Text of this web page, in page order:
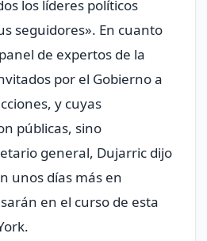
los líderes políticos
seguidores». En cuanto
de expertos de la
por el Gobierno a
y cuyas
públicas, sino
general, Dujarric dijo
unos días más en
en el curso de esta